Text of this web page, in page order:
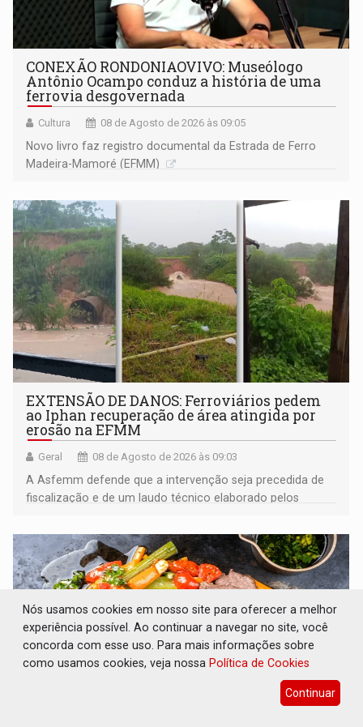
CONEXÃO RONDONIAOVIVO: Museólogo
Antônio Ocampo conduz a história de uma
ferrovia desgovernada
Cultura 08 de Agosto de 2026 às 09:05
Novo livro faz registro documental da Estrada de Ferro
Madeira-Mamoré (EFMM)
EXTENSÃO DE DANOS: Ferroviários pedem
ao Iphan recuperação de área atingida por
erosão na EFMM
Geral 08 de Agosto de 2026 às 09:03
A Asfemm defende que a intervenção seja precedida de
fiscalização e de um laudo técnico elaborado pelos
Nós usamos cookies em nosso site para oferecer a melhor
experiência possível. Ao continuar a navegar no site, você
concorda com esse uso. Para mais informações sobre
como usamos cookies, veja nossa Política de Cookies
Continuar